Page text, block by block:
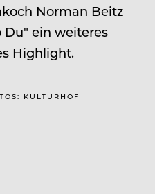
Norman Beitz
ein weiteres
Highlight.
KULTURHOF